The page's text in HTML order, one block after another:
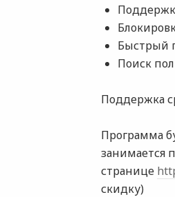
Быстрый
Поиск
Поддержка
Программа
занимается
странице
скидку)